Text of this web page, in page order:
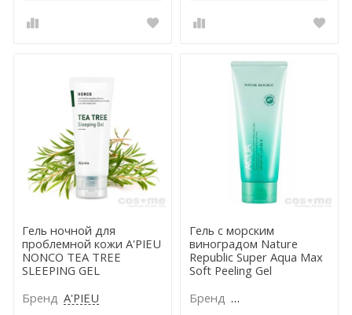
Гель ночной для
проблемной кожи A'PIEU
NONCO TEA TREE
SLEEPING GEL
Бренд A'PIEU
Гель с морским
виноградом Nature
Republic Super Aqua Max
Soft Peeling Gel
Бренд NATURE REPUBLIC